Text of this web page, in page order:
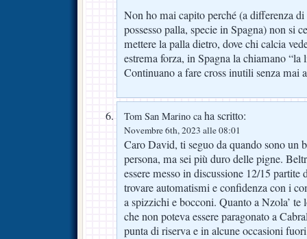
Non ho mai capito perché (a differenza
possesso palla, specie in Spagna) non si
mettere la palla dietro, dove chi calcia
estrema forza, in Spagna la chiamano “la
Continuano a fare cross inutili senza mai
Tom San Marino caha scritto:
Novembre 6th, 2023 alle 08:01
Caro David, ti seguo da quando sono un
persona, ma sei più duro delle pigne.
essere messo in discussione 12/15
trovare automatismi e confidenza con i
a spizzichi e bocconi. Quanto a Nzola’
che non poteva essere paragonato a
punta di riserva e in alcune occasioni